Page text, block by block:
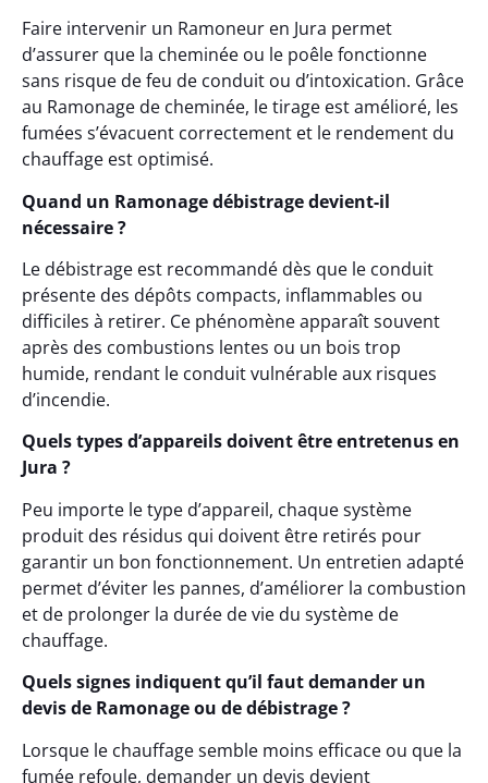
Faire intervenir un Ramoneur en Jura permet
d’assurer que la cheminée ou le poêle fonctionne
sans risque de feu de conduit ou d’intoxication. Grâce
au Ramonage de cheminée, le tirage est amélioré, les
fumées s’évacuent correctement et le rendement du
chauffage est optimisé.
Quand un Ramonage débistrage devient-il
nécessaire ?
Le débistrage est recommandé dès que le conduit
présente des dépôts compacts, inflammables ou
difficiles à retirer. Ce phénomène apparaît souvent
après des combustions lentes ou un bois trop
humide, rendant le conduit vulnérable aux risques
d’incendie.
Quels types d’appareils doivent être entretenus en
Jura ?
Peu importe le type d’appareil, chaque système
produit des résidus qui doivent être retirés pour
garantir un bon fonctionnement. Un entretien adapté
permet d’éviter les pannes, d’améliorer la combustion
et de prolonger la durée de vie du système de
chauffage.
Quels signes indiquent qu’il faut demander un
devis de Ramonage ou de débistrage ?
Lorsque le chauffage semble moins efficace ou que la
fumée refoule, demander un devis devient